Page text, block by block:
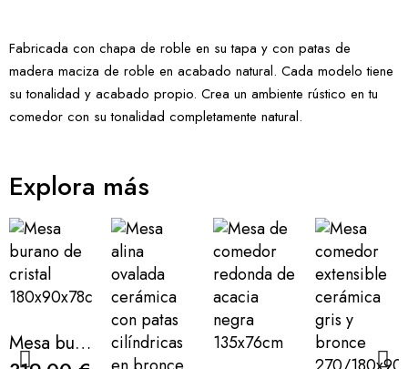
Fabricada con chapa de roble en su tapa y con patas de
madera maciza de roble en acabado natural. Cada modelo tiene
su tonalidad y acabado propio. Crea un ambiente rústico en tu
comedor con su tonalidad completamente natural.
Explora más
Mesa burano de cristal 180x90x78cm